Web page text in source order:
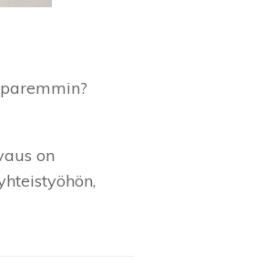
on